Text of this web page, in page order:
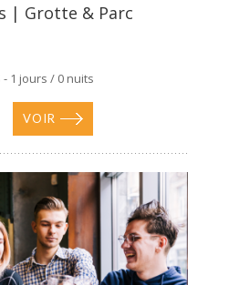
| Grotte & Parc
1 jours / 0 nuits
VOIR